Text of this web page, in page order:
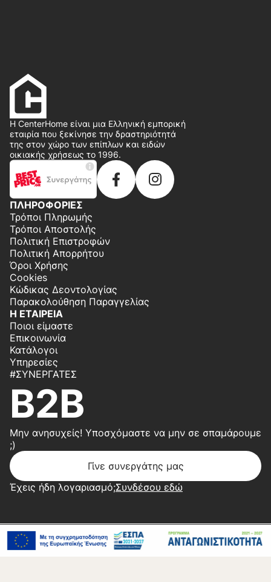
Η CenterHome είναι μια Ελληνική εμπορική
εταιρία που ξεκίνησε την δραστηριότητά
της στον χώρο των επίπλων και ειδών
οικιακής χρήσεως το 1996.
ΠΛΗΡΟΦΟΡΙΕΣ
Τρόποι Πληρωμής
Τρόποι Αποστολής
Πολιτική Επιστροφών
Πολιτική Απορρήτου
Όροι Χρήσης
Cookies
Κώδικας Δεοντολογίας
Παρακολούθηση Παραγγελίας
Η ΕΤΑΙΡΕΙΑ
Ποιοι είμαστε
Επικοινωνία
Κατάλογοι
Υπηρεσίες
#ΣΥΝΕΡΓΆΤΕΣ
B2B
Μην ανησυχείς! Υποσχόμαστε να μην σε σπαμάρουμε
;)
Γίνε συνεργάτης μας
Έχεις ήδη λογαριασμό;Συνδέσου εδώ
Copyright 2026 © Center Home | Created by